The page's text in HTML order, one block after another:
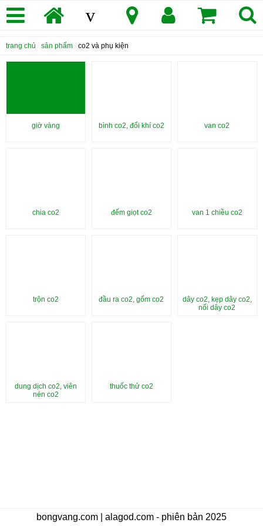
v
trang chủ sản phẩm co2 và phụ kiện
giờ vàng bình co2, đổi khí co2 van co2
chia co2 đếm giọt co2 van 1 chiều co2
trộn co2 đầu ra co2, gốm co2
dây co2, kẹp dây co2,
nối dây co2
dung dịch co2, viên
nén co2
thuốc thử co2
bongvang.com | alagod.com - phiên bản 2025